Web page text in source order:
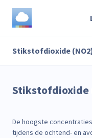
Stikstofdioxide
Stikstofdioxide
De hoogste
tijdens de ochtend- en